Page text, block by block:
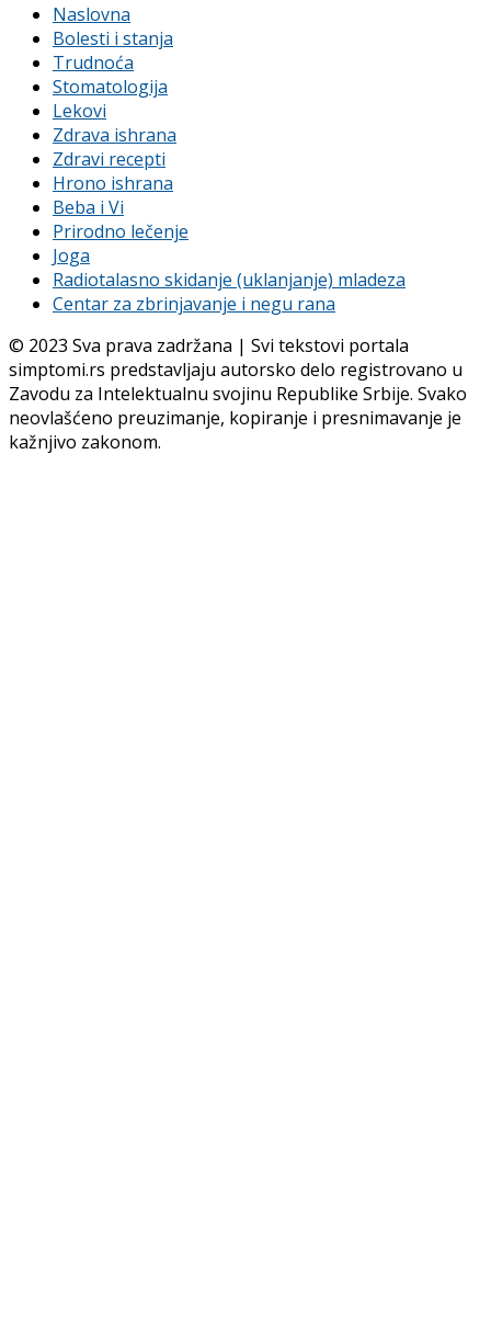
Naslovna
Bolesti i stanja
Trudnoća
Stomatologija
Lekovi
Zdrava ishrana
Zdravi recepti
Hrono ishrana
Beba i Vi
Prirodno lečenje
Joga
Radiotalasno skidanje (uklanjanje) mladeza
Centar za zbrinjavanje i negu rana
© 2023 Sva prava zadržana | Svi tekstovi portala
simptomi.rs predstavljaju autorsko delo registrovano u
Zavodu za Intelektualnu svojinu Republike Srbije. Svako
neovlašćeno preuzimanje, kopiranje i presnimavanje je
kažnjivo zakonom.